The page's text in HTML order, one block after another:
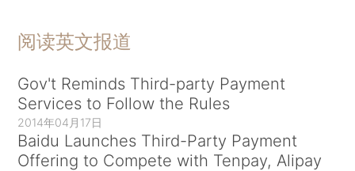
阅读英文报道
Gov't Reminds Third-party Payment
Services to Follow the Rules
2014年04月17日
Baidu Launches Third-Party Payment
Offering to Compete with Tenpay, Alipay